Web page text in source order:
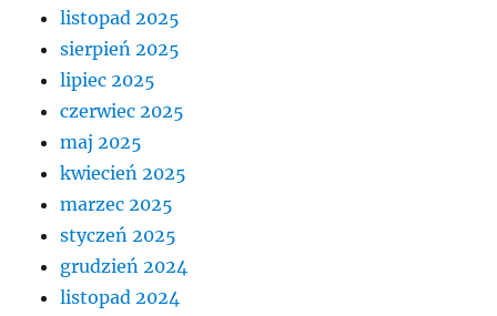
listopad 2025
sierpień 2025
lipiec 2025
czerwiec 2025
maj 2025
kwiecień 2025
marzec 2025
styczeń 2025
grudzień 2024
listopad 2024